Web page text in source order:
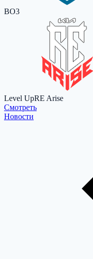
BO3
Level UpRE Arise
Cмотреть
Новости